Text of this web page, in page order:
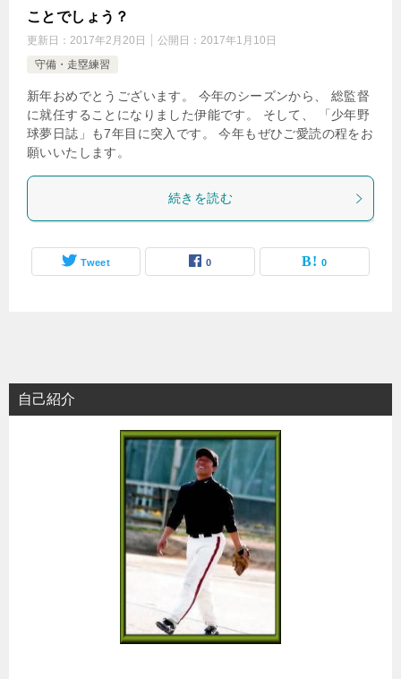
ことでしょう？
更新日： 2017年2月20日 公開日： 2017年1月10日
守備・走塁練習
新年おめでとうございます。 今年のシーズンから、 総監督
に就任することになりました伊能です。 そして、 「少年野
球夢日誌」も7年目に突入です。 今年もぜひご愛読の程をお
願いいたします。
続きを読む
Tweet 0 0
自己紹介